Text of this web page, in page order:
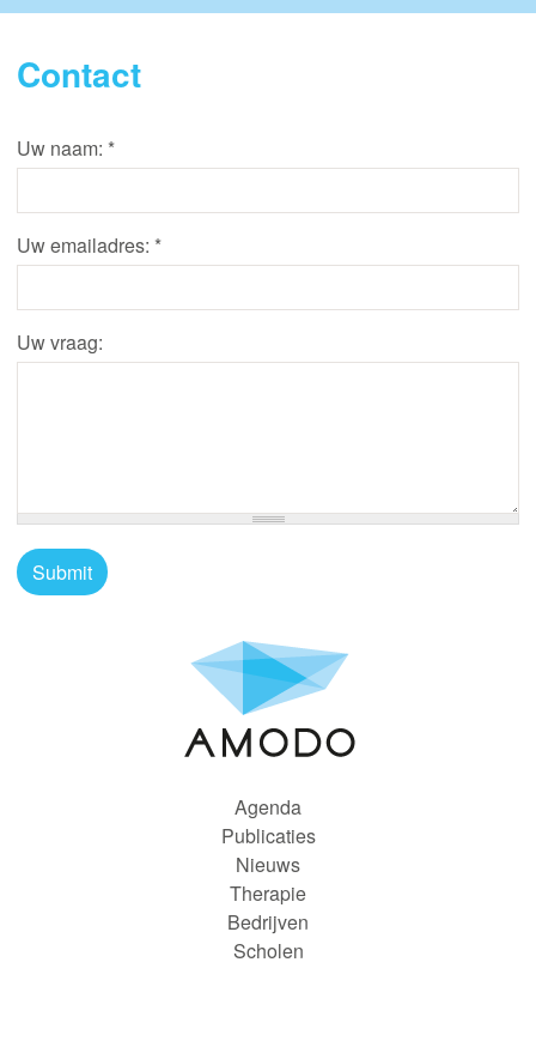
Contact
Uw naam: *
Uw emailadres: *
Uw vraag:
Agenda
Publicaties
Nieuws
Therapie
Bedrijven
Scholen